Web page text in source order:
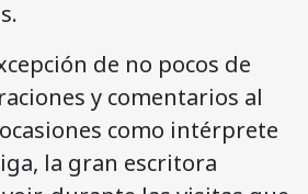
de no pocos de
y comentarios al
como intérprete
la gran escritora